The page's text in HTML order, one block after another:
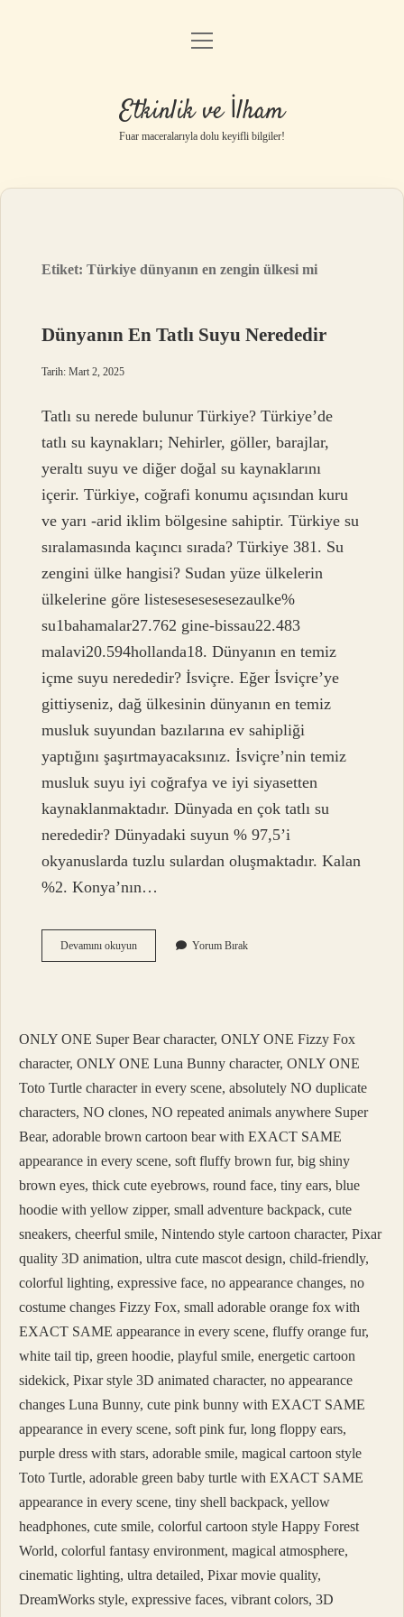
Anasayfa
Gizlilik Politikası
Yasal Uyarı
menüyü
Etkinlik ve İlham
Fuar maceralarıyla dolu keyifli bilgiler!
Etiket:Türkiye dünyanın en zengin ülkesi mi
Dünyanın En Tatlı Suyu Nerededir
Tarih: Mart 2, 2025
Tatlı su nerede bulunur Türkiye? Türkiye’de
tatlı su kaynakları; Nehirler, göller, barajlar,
yeraltı suyu ve diğer doğal su kaynaklarını
içerir. Türkiye, coğrafi konumu açısından kuru
ve yarı -arid iklim bölgesine sahiptir. Türkiye su
sıralamasında kaçıncı sırada? Türkiye 381. Su
zengini ülke hangisi? Sudan yüze ülkelerin
ülkelerine göre listesesesesesezaulke%
su1bahamalar27.762 gine-bissau22.483
malavi20.594hollanda18. Dünyanın en temiz
içme suyu nerededir? İsviçre. Eğer İsviçre’ye
gittiyseniz, dağ ülkesinin dünyanın en temiz
musluk suyundan bazılarına ev sahipliği
yaptığını şaşırtmayacaksınız. İsviçre’nin temiz
musluk suyu iyi coğrafya ve iyi siyasetten
kaynaklanmaktadır. Dünyada en çok tatlı su
nerededir? Dünyadaki suyun % 97,5’i
okyanuslarda tuzlu sulardan oluşmaktadır. Kalan
%2. Konya’nın…
Devamını okuyunDünyanın
En
Yorum Bırak
ONLY ONE Super Bear character, ONLY ONE Fizzy Fox
character, ONLY ONE Luna Bunny character, ONLY ONE
Toto Turtle character in every scene, absolutely NO duplicate
characters, NO clones, NO repeated animals anywhere Super
Bear, adorable brown cartoon bear with EXACT SAME
appearance in every scene, soft fluffy brown fur, big shiny
brown eyes, thick cute eyebrows, round face, tiny ears, blue
hoodie with yellow zipper, small adventure backpack, cute
sneakers, cheerful smile, Nintendo style cartoon character, Pixar
quality 3D animation, ultra cute mascot design, child-friendly,
colorful lighting, expressive face, no appearance changes, no
costume changes Fizzy Fox, small adorable orange fox with
EXACT SAME appearance in every scene, fluffy orange fur,
white tail tip, green hoodie, playful smile, energetic cartoon
sidekick, Pixar style 3D animated character, no appearance
changes Luna Bunny, cute pink bunny with EXACT SAME
appearance in every scene, soft pink fur, long floppy ears,
purple dress with stars, adorable smile, magical cartoon style
Toto Turtle, adorable green baby turtle with EXACT SAME
appearance in every scene, tiny shell backpack, yellow
headphones, cute smile, colorful cartoon style Happy Forest
World, colorful fantasy environment, magical atmosphere,
cinematic lighting, ultra detailed, Pixar movie quality,
DreamWorks style, expressive faces, vibrant colors, 3D